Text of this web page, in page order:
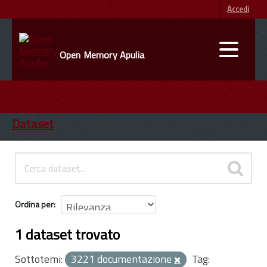
Accedi
Open Memory Apulia
ENTI
INFORMAZIONI
Dataset
Ordina per
1 dataset trovato
Sottotemi: 3221 documentazione Tag: